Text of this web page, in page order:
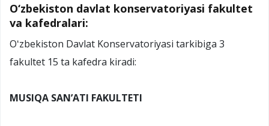
O‘zbekiston davlat konservatoriyasi fakultet
va kafedralari:
Oʻzbekiston Davlat Konservatoriyasi tarkibiga 3
fakultet 15 ta kafedra kiradi:
MUSIQA SAN’ATI FAKULTETI